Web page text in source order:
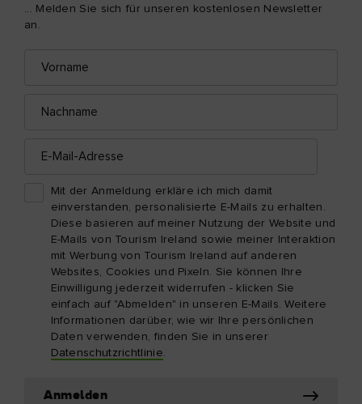
... Melden Sie sich für unseren kostenlosen Newsletter
an.
Mail-
Mail-
Mit der Anmeldung erkläre ich mich damit
einverstanden, personalisierte E-Mails zu erhalten.
Diese basieren auf meiner Nutzung der Website und
E-Mails von Tourism Ireland sowie meiner Interaktion
mit Werbung von Tourism Ireland auf anderen
Websites, Cookies und Pixeln. Sie können Ihre
Einwilligung jederzeit widerrufen - klicken Sie
einfach auf "Abmelden" in unseren E-Mails. Weitere
Informationen darüber, wie wir Ihre persönlichen
Daten verwenden, finden Sie in unserer
Datenschutzrichtlinie
Anmelden